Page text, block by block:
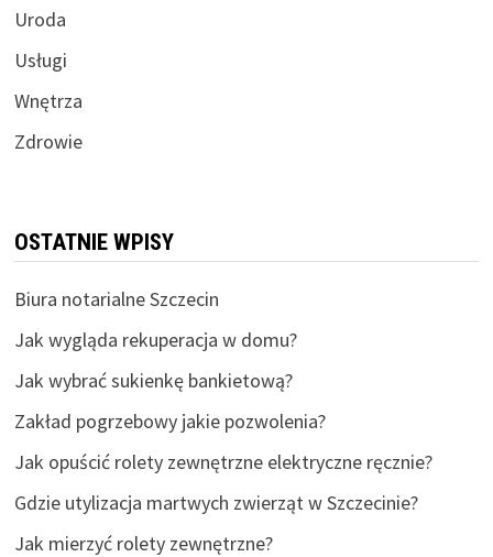
Uroda
Usługi
Wnętrza
Zdrowie
OSTATNIE WPISY
Biura notarialne Szczecin
Jak wygląda rekuperacja w domu?
Jak wybrać sukienkę bankietową?
Zakład pogrzebowy jakie pozwolenia?
Jak opuścić rolety zewnętrzne elektryczne ręcznie?
Gdzie utylizacja martwych zwierząt w Szczecinie?
Jak mierzyć rolety zewnętrzne?